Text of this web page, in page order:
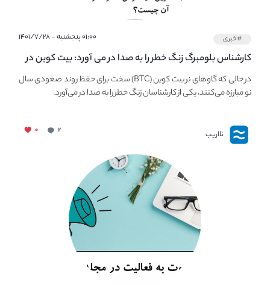
#خبری ۰۱:۰۰ پنجشنبه - ۱۴۰۱/۷/۲۸
کارشناس بلومبرگ زنگ خطر را به صدا در می آورد: بیت کوین در
معرض خطر سقوط بزرگ است - دلیل آن چیست؟در حالی که گاوهای نر بیت کوین (BTC) سخت برای حفظ روند صعودی سال
نو مبارزه می‌کنند، یکی از کارشناسان زنگ خطر را به صدا در می‌آورد.
نااریب ۲ ۰